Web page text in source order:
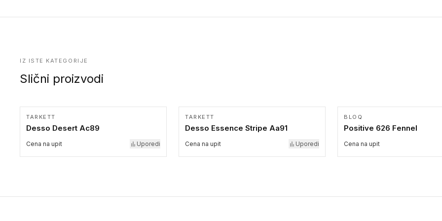
IZ ISTE KATEGORIJE
Slični proizvodi
TARKETT
Desso Desert Ac89
Cena na upit Uporedi
TARKETT
Desso Essence Stripe Aa91
Cena na upit Uporedi
BLOQ
Positive 626 Fennel
Cena na upit